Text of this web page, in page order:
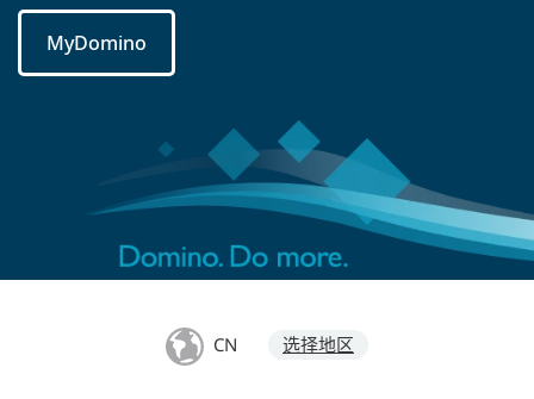
MyDomino
CN 选择地区